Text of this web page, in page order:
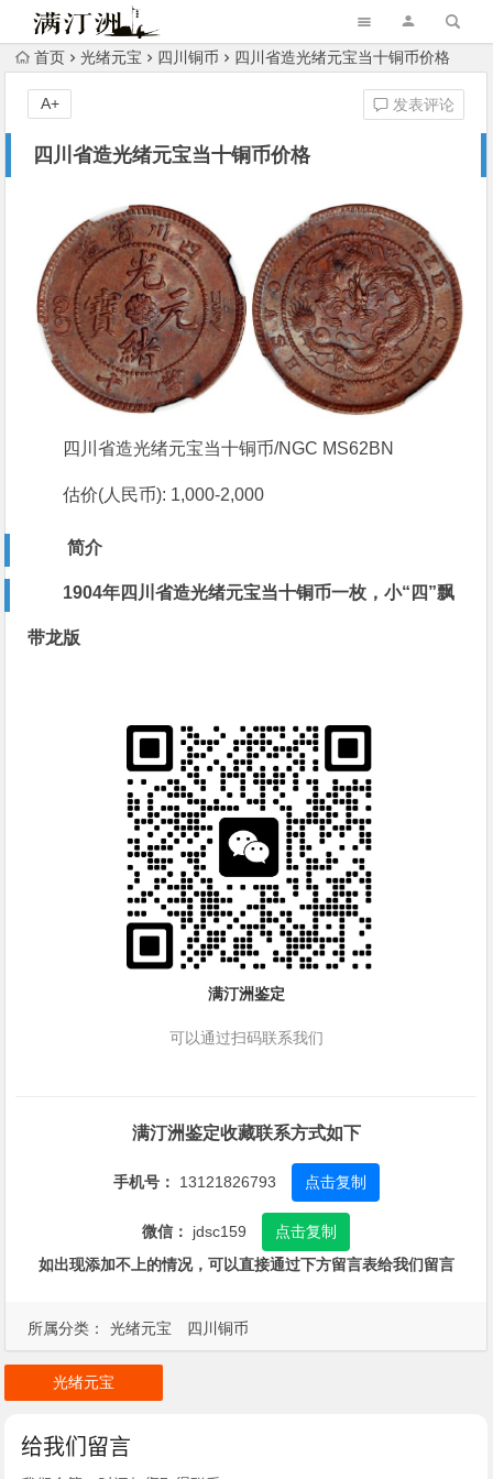
首页 光绪元宝 四川铜币 四川省造光绪元宝当十铜币价格
四川省造光绪元宝当十铜币价格
发表评论
A+
所属分类： 光绪元宝 四川铜币
四川省造光绪元宝当十铜币/NGC MS62BN
估价(人民币): 1,000-2,000
简介
1904年四川省造光绪元宝当十铜币一枚，小“四”飘
带龙版
满汀洲鉴定
可以通过扫码联系我们
满汀洲鉴定收藏联系方式如下
手机号： 13121826793 点击复制
微信： jdsc159
点击复制
如出现添加不上的情况，可以直接通过下方留言表给我们留言
光绪元宝